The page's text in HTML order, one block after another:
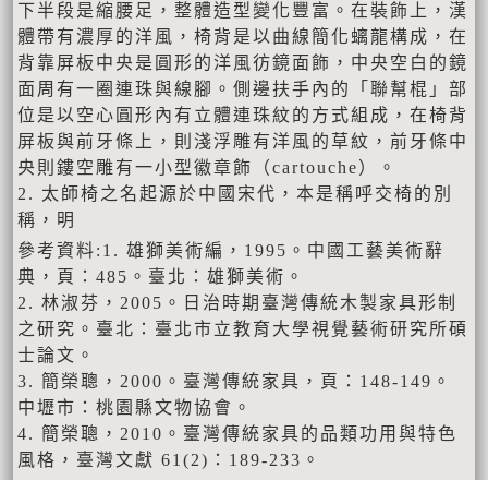
下半段是縮腰足，整體造型變化豐富。在裝飾上，漢
體帶有濃厚的洋風，椅背是以曲線簡化螭龍構成，在
背靠屏板中央是圓形的洋風彷鏡面飾，中央空白的鏡
面周有一圈連珠與線腳。側邊扶手內的「聯幫棍」部
位是以空心圓形內有立體連珠紋的方式組成，在椅背
屏板與前牙條上，則淺浮雕有洋風的草紋，前牙條中
央則鏤空雕有一小型徽章飾（cartouche）。
2. 太師椅之名起源於中國宋代，本是稱呼交椅的別
稱，明
參考資料:1. 雄獅美術編，1995。中國工藝美術辭
典，頁：485。臺北：雄獅美術。
2. 林淑芬，2005。日治時期臺灣傳統木製家具形制
之研究。臺北：臺北市立教育大學視覺藝術研究所碩
士論文。
3. 簡榮聰，2000。臺灣傳統家具，頁：148-149。
中壢市：桃園縣文物協會。
4. 簡榮聰，2010。臺灣傳統家具的品類功用與特色
風格，臺灣文獻 61(2)：189-233。